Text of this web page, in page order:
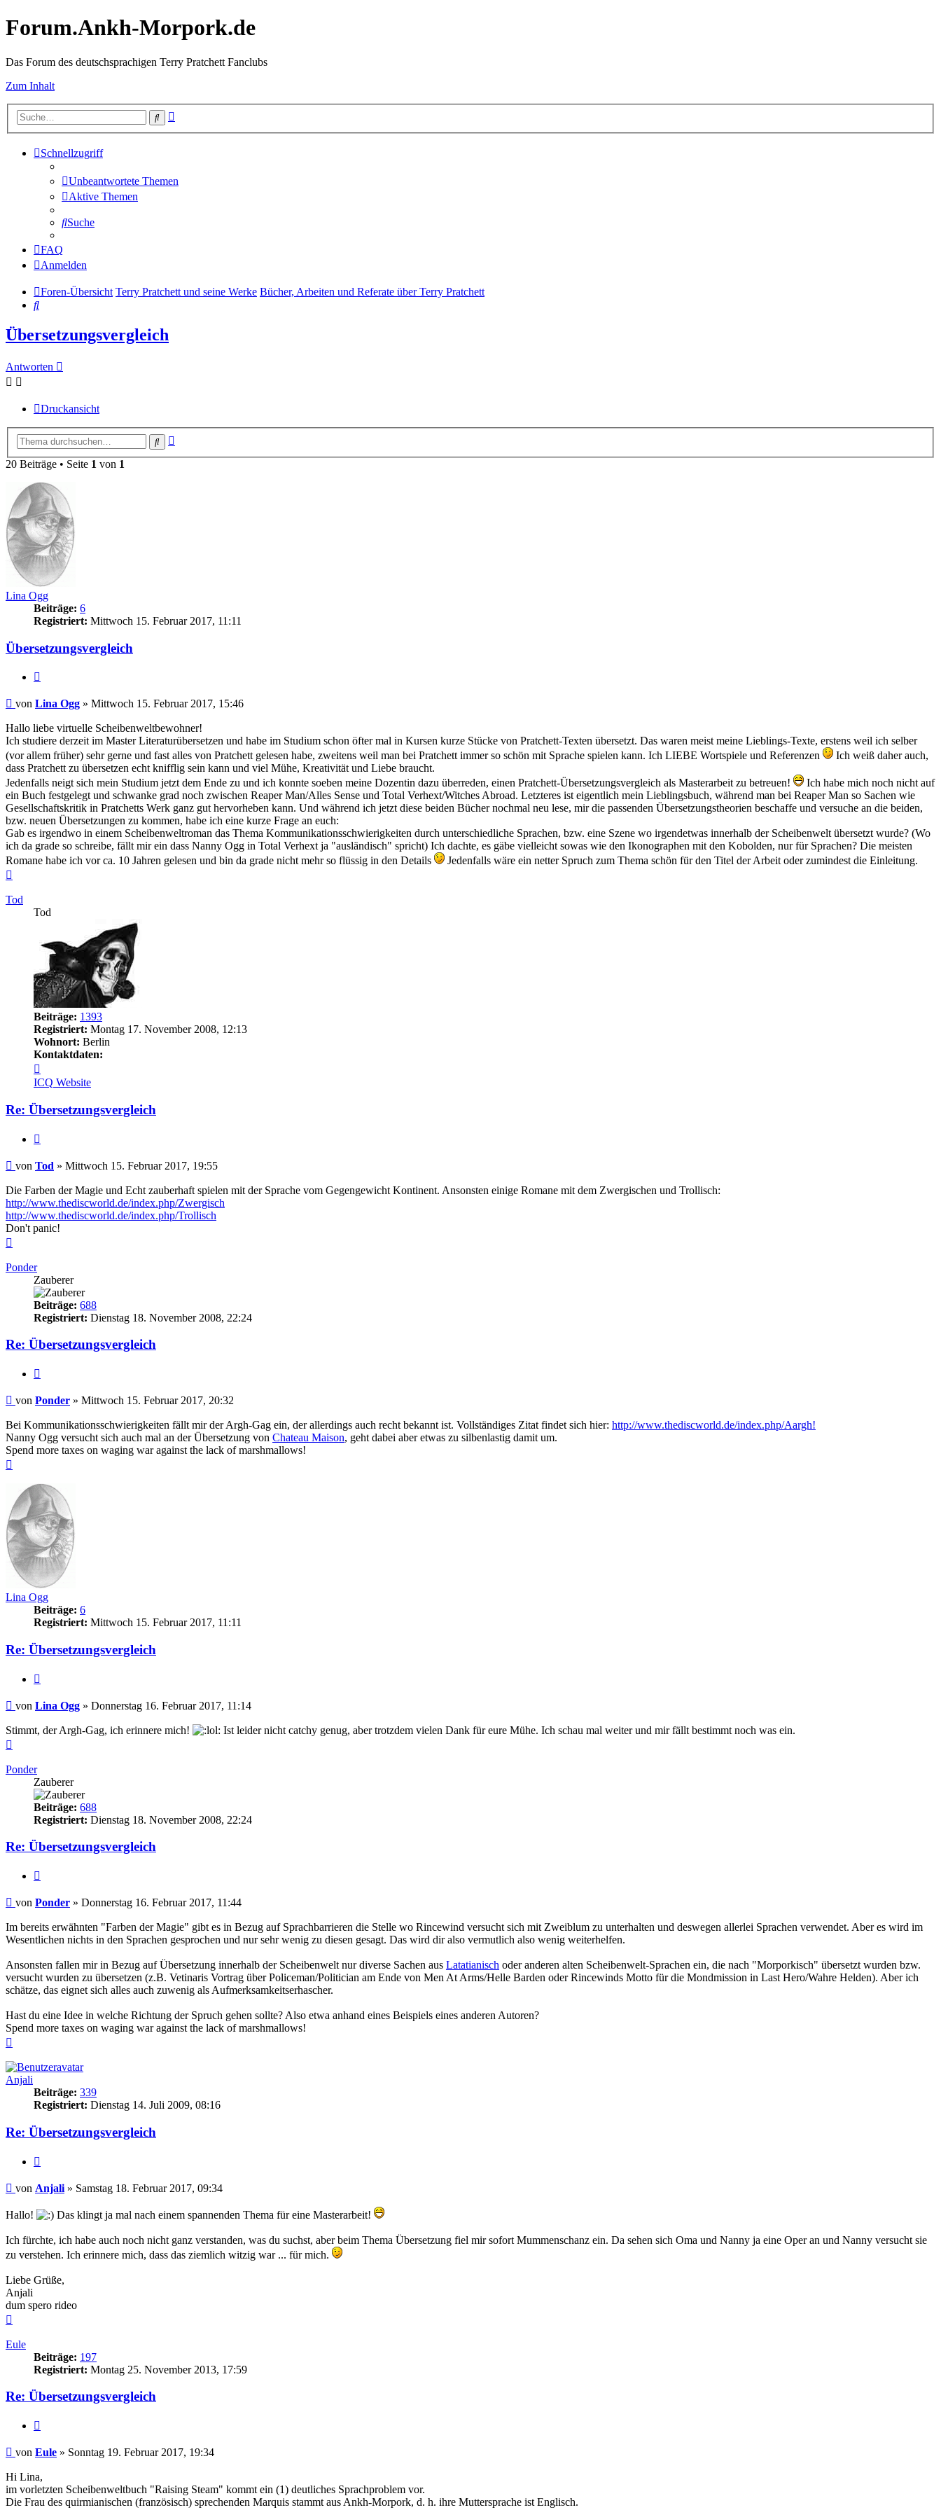
Forum.Ankh-Morpork.de
Das Forum des deutschsprachigen Terry Pratchett Fanclubs
Zum Inhalt
Suche
Schnellzugriff
Unbeantwortete Themen
Aktive Themen
Suche
FAQ
Anmelden
Foren-Übersicht Terry Pratchett und seine Werke Bücher, Arbeiten und Referate über Terry Pratchett
Suche
Übersetzungsvergleich
Antworten
Druckansicht
Suche
20 Beiträge • Seite 1 von 1
Lina Ogg
Beiträge: 6
Registriert: Mittwoch 15. Februar 2017, 11:11
Übersetzungsvergleich
Beitrag
von Lina Ogg » Mittwoch 15. Februar 2017, 15:46
Hallo liebe virtuelle Scheibenweltbewohner!
Ich studiere derzeit im Master Literaturübersetzen und habe im Studium schon öfter mal in Kursen kurze Stücke von Pratchett-Texten übersetzt. Das waren meist meine Lieblings-Texte, erstens weil ich selber
(vor allem früher) sehr gerne und fast alles von Pratchett gelesen habe, zweitens weil man bei Pratchett immer so schön mit Sprache spielen kann. Ich LIEBE Wortspiele und Referenzen
Ich weiß daher auch,
dass Pratchett zu übersetzen echt knifflig sein kann und viel Mühe, Kreativität und Liebe braucht.
Jedenfalls neigt sich mein Studium jetzt dem Ende zu und ich konnte soeben meine Dozentin dazu überreden, einen Pratchett-Übersetzungsvergleich als Masterarbeit zu betreuen!
Ich habe mich noch nicht auf
ein Buch festgelegt und schwanke grad noch zwischen Reaper Man/Alles Sense und Total Verhext/Witches Abroad. Letzteres ist eigentlich mein Lieblingsbuch, während man bei Reaper Man so Sachen wie
Gesellschaftskritik in Pratchetts Werk ganz gut hervorheben kann. Und während ich jetzt diese beiden Bücher nochmal neu lese, mir die passenden Übersetzungstheorien beschaffe und versuche an die beiden,
bzw. neuen Übersetzungen zu kommen, habe ich eine kurze Frage an euch:
Gab es irgendwo in einem Scheibenweltroman das Thema Kommunikationsschwierigkeiten durch unterschiedliche Sprachen, bzw. eine Szene wo irgendetwas innerhalb der Scheibenwelt übersetzt wurde? (Wo
ich da grade so schreibe, fällt mir ein dass Nanny Ogg in Total Verhext ja "ausländisch" spricht) Ich dachte, es gäbe vielleicht sowas wie den Ikonographen mit den Kobolden, nur für Sprachen? Die meisten
Romane habe ich vor ca. 10 Jahren gelesen und bin da grade nicht mehr so flüssig in den Details
Jedenfalls wäre ein netter Spruch zum Thema schön für den Titel der Arbeit oder zumindest die Einleitung.
Tod
Tod
Beiträge: 1393
Registriert: Montag 17. November 2008, 12:13
Wohnort: Berlin
Kontaktdaten:
von
Tod
ICQ Website
Re: Übersetzungsvergleich
Beitrag
von Tod » Mittwoch 15. Februar 2017, 19:55
Die Farben der Magie und Echt zauberhaft spielen mit der Sprache vom Gegengewicht Kontinent. Ansonsten einige Romane mit dem Zwergischen und Trollisch:
http://www.thediscworld.de/index.php/Zwergisch
http://www.thediscworld.de/index.php/Trollisch
Don't panic!
Ponder
Zauberer
Beiträge: 688
Registriert: Dienstag 18. November 2008, 22:24
Re: Übersetzungsvergleich
Beitrag
von Ponder » Mittwoch 15. Februar 2017, 20:32
Bei Kommunikationsschwierigkeiten fällt mir der Argh-Gag ein, der allerdings auch recht bekannt ist. Vollständiges Zitat findet sich hier: http://www.thediscworld.de/index.php/Aargh!
Nanny Ogg versucht sich auch mal an der Übersetzung von Chateau Maison, geht dabei aber etwas zu silbenlastig damit um.
Spend more taxes on waging war against the lack of marshmallows!
Lina Ogg
Beiträge: 6
Registriert: Mittwoch 15. Februar 2017, 11:11
Re: Übersetzungsvergleich
Beitrag
von Lina Ogg » Donnerstag 16. Februar 2017, 11:14
Stimmt, der Argh-Gag, ich erinnere mich!
Ist leider nicht catchy genug, aber trotzdem vielen Dank für eure Mühe. Ich schau mal weiter und mir fällt bestimmt noch was ein.
Ponder
Zauberer
Beiträge: 688
Registriert: Dienstag 18. November 2008, 22:24
Re: Übersetzungsvergleich
Beitrag
von Ponder » Donnerstag 16. Februar 2017, 11:44
Im bereits erwähnten "Farben der Magie" gibt es in Bezug auf Sprachbarrieren die Stelle wo Rincewind versucht sich mit Zweiblum zu unterhalten und deswegen allerlei Sprachen verwendet. Aber es wird im
Wesentlichen nichts in den Sprachen gesprochen und nur sehr wenig zu diesen gesagt. Das wird dir also vermutlich also wenig weiterhelfen.
Ansonsten fallen mir in Bezug auf Übersetzung innerhalb der Scheibenwelt nur diverse Sachen aus Latatianisch oder anderen alten Scheibenwelt-Sprachen ein, die nach "Morporkisch" übersetzt wurden bzw.
versucht wurden zu übersetzen (z.B. Vetinaris Vortrag über Policeman/Politician am Ende von Men At Arms/Helle Barden oder Rincewinds Motto für die Mondmission in Last Hero/Wahre Helden). Aber ich
schätze, das eignet sich alles auch zuwenig als Aufmerksamkeitserhascher.
Hast du eine Idee in welche Richtung der Spruch gehen sollte? Also etwa anhand eines Beispiels eines anderen Autoren?
Spend more taxes on waging war against the lack of marshmallows!
Anjali
Beiträge: 339
Registriert: Dienstag 14. Juli 2009, 08:16
Re: Übersetzungsvergleich
Beitrag
von Anjali » Samstag 18. Februar 2017, 09:34
Hallo! Das klingt ja mal nach einem spannenden Thema für eine Masterarbeit!
Ich fürchte, ich habe auch noch nicht ganz verstanden, was du suchst, aber beim Thema Übersetzung fiel mir sofort Mummenschanz ein. Da sehen sich Oma und Nanny ja eine Oper an und Nanny versucht sie
zu verstehen. Ich erinnere mich, dass das ziemlich witzig war ... für mich.
Liebe Grüße,
Anjali
dum spero rideo
Eule
Beiträge: 197
Registriert: Montag 25. November 2013, 17:59
Re: Übersetzungsvergleich
Beitrag
von Eule » Sonntag 19. Februar 2017, 19:34
Hi Lina,
im vorletzten Scheibenweltbuch "Raising Steam" kommt ein (1) deutliches Sprachproblem vor.
Die Frau des quirmianischen (französisch) sprechenden Marquis stammt aus Ankh-Morpork, d. h. ihre Muttersprache ist Englisch.